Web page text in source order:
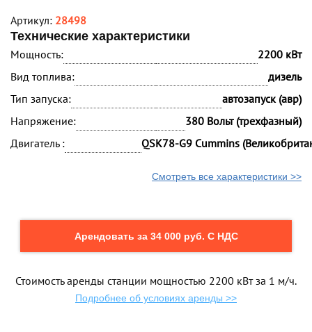
Артикул: 28498
Технические характеристики
Мощность:
2200 кВт
Вид топлива:
дизель
Тип запуска:
автозапуск (авр)
Напряжение:
380 Вольт (трехфазный)
Двигатель :
QSK78-G9 Cummins
Смотреть все характеристики >>
Арендовать за 34 000 руб. С НДС
Стоимость аренды станции мощностью 2200 кВт за 1 м/ч.
Подробнее об условиях аренды >>